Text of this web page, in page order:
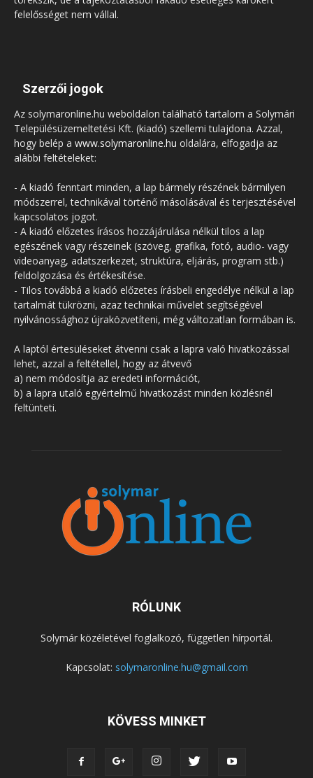
felelősséget nem vállal.
Szerzői jogok
Az solymaronline.hu weboldalon található tartalom a Solymári
Településüzemeltetési Kft. (kiadó) szellemi tulajdona. Azzal,
hogy belép a www.solymaronline.hu oldalára, elfogadja az
alábbi feltételeket:
- A kiadó fenntart minden, a lap bármely részének bármilyen
módszerrel, technikával történő másolásával és terjesztésével
kapcsolatos jogot.
- A kiadó előzetes írásos hozzájárulása nélkül tilos a lap
egészének vagy részeinek (szöveg, grafika, fotó, audio- vagy
videoanyag, adatszerkezet, struktúra, eljárás, program stb.)
feldolgozása és értékesítése.
- Tilos továbbá a kiadó előzetes írásbeli engedélye nélkül a lap
tartalmát tükrözni, azaz technikai művelet segítségével
nyilvánossághoz újraközvetíteni, még változatlan formában is.
A laptól értesüléseket átvenni csak a lapra való hivatkozással
lehet, azzal a feltétellel, hogy az átvevő
a) nem módosítja az eredeti információt,
b) a lapra utaló egyértelmű hivatkozást minden közlésnél
feltünteti.
RÓLUNK
Solymár közéletével foglalkozó, független hírportál.
Kapcsolat: solymaronline.hu@gmail.com
KÖVESS MINKET